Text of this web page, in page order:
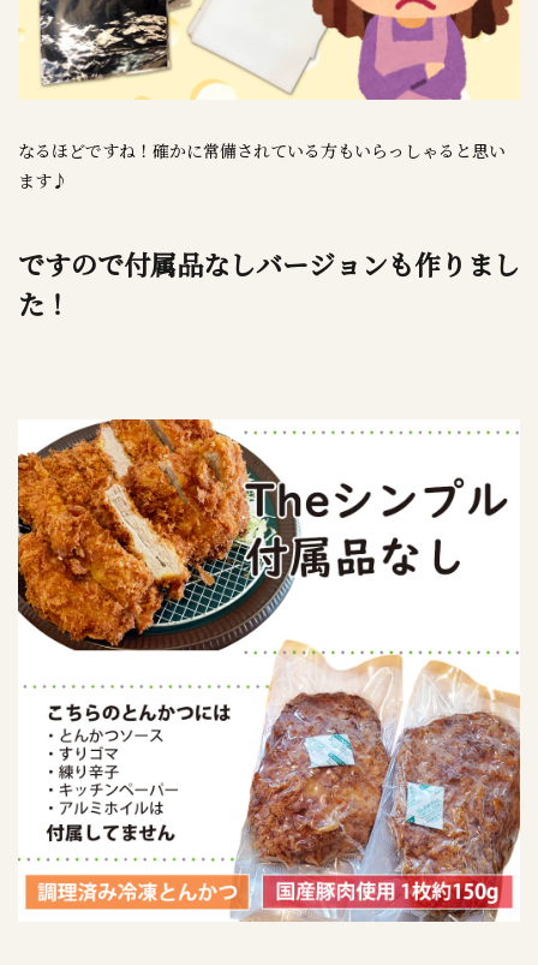
なるほどですね！確かに常備されている方もいらっしゃると思い
ます♪
ですので付属品なしバージョンも作りまし
た！